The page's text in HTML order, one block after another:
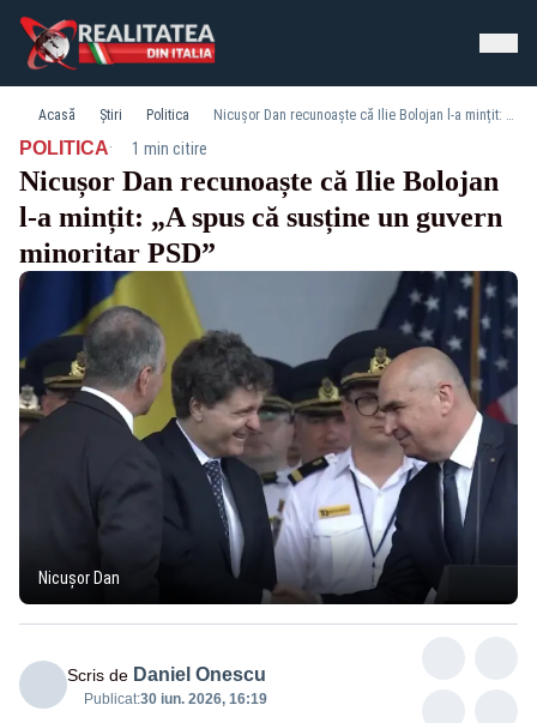
Acasă Știri Politica Nicușor Dan recunoaște că Ilie Bolojan l-a mințit: „A spus că susține un guvern minoritar PSD”
POLITICA· 1 min citire
Nicușor Dan recunoaște că Ilie Bolojan
l-a mințit: „A spus că susține un guvern
minoritar PSD”
Nicușor Dan
Scris de Daniel Onescu
Publicat:30 iun. 2026, 16:19